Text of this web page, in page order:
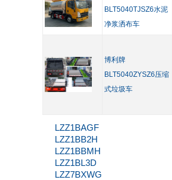
BLT5040TJSZ6水泥
净浆洒布车
博利牌
BLT5040ZYSZ6压缩
式垃圾车
LZZ1BAGF
LZZ1BB2H
LZZ1BBMH
LZZ1BL3D
LZZ7BXWG